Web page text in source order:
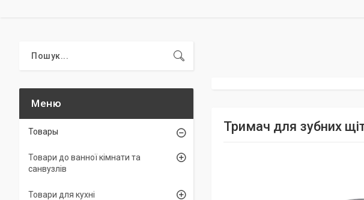
Тримач для зубних
Товары
Товари до ванної кімнати та
санвузлів
Товари для кухні